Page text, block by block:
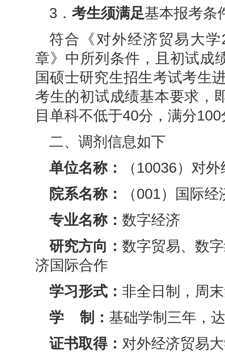
3． 考生须满足基本报考条
符合《对外经济贸易大
章》中所列条件，且初试成
国硕士研究生招生考试考生
考生的初试成绩基本要求，
目单科不低于40分，满分
二、调剂信息如下
单位名称：
（10036）对
院系名称：
（001） 国际经
专业名称： 数字经济
研究方向： 数字贸易、数
济国际合作
学习形式： 非全日制，周
学 制： 基础学制三年，
证书取得： 对外经济贸易